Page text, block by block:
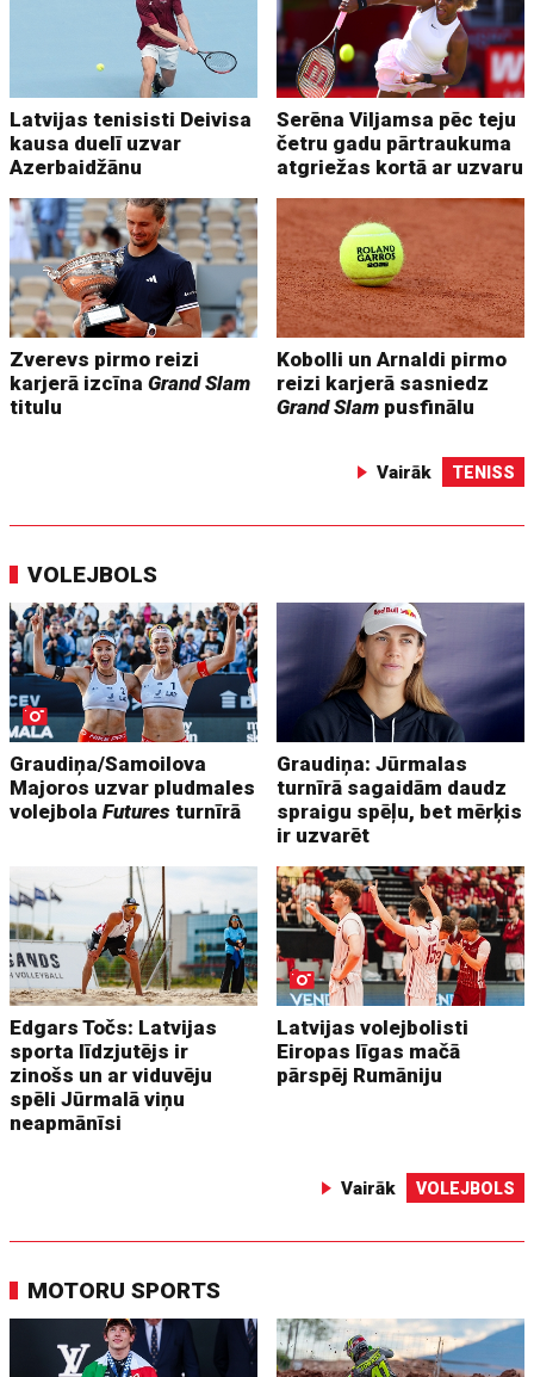
Latvijas tenisisti Deivisa
kausa duelī uzvar
Azerbaidžānu
Serēna Viljamsa pēc teju
četru gadu pārtraukuma
atgriežas kortā ar uzvaru
Zverevs pirmo reizi
karjerā izcīnaGrand Slam
titulu
Kobolli un Arnaldi pirmo
reizi karjerā sasniedz
Grand Slam pusfinālu
Vairāk TENISS
VOLEJBOLS
Graudiņa/Samoilova
Majoros uzvar pludmales
volejbolaFutures turnīrā
Graudiņa: Jūrmalas
turnīrā sagaidām daudz
spraigu spēļu, bet mērķis
ir uzvarēt
Edgars Točs: Latvijas
sporta līdzjutējs ir
zinošs un ar viduvēju
spēli Jūrmalā viņu
neapmānīsi
Latvijas volejbolisti
Eiropas līgas mačā
pārspēj Rumāniju
Vairāk VOLEJBOLS
MOTORU SPORTS